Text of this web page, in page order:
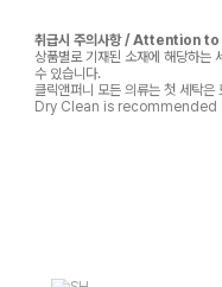
취급시 주의사항 / Attention to
상품별로 기재된 소재에 해당하는
수 있습니다.
클릭앤퍼니 모든 의류는 첫 세탁은
Dry Clean is recommended